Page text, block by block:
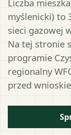
Liczba
myślenicki) to
sieci gazowej
Na tej stronie
programie
regionalny
przed